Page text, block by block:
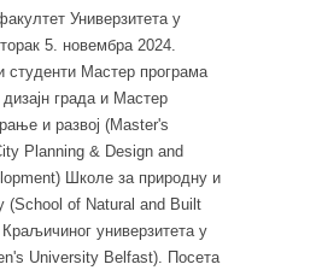
Универзитета у
5. новембра 2024.
студенти Мастер програма
града и Мастер
и развој (Master's
Planning & Design and
Школе за природну и
(School of Natural and Built
универзитета у
University Belfast). Посета